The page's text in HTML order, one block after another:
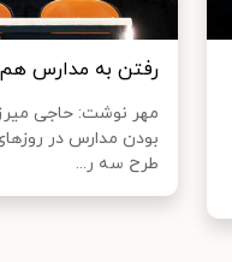
رفتن به مدارس
مهر نوشت: حاجی
بودن مدارس در
طرح سه ر...